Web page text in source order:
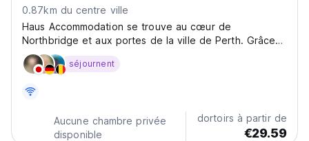
0.87km du centre ville
Haus Accommodation se trouve au cœur de
Northbridge et aux portes de la ville de Perth. Grâce
aux transports gratuits dans Perth, vous trouverez
cette auberge tranquille et pratique pour se rendre
séjournent
Aucune chambre privée
disponible
dortoirs à partir de
€29.59